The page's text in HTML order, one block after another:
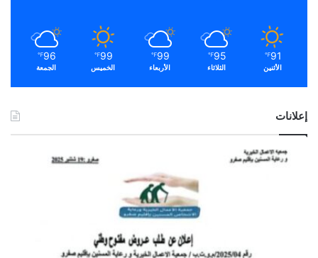
91
℉
الأثنين
95
℉
الثلاثاء
99
℉
الأربعاء
99
℉
الخميس
96
℉
الجمعة
إعلانات